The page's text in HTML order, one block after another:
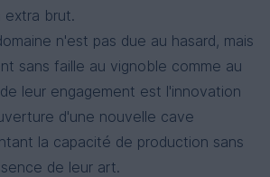
extra brut.
n'est pas due au hasard, mais
sans faille au vignoble comme au
leur engagement est l'innovation
d'une nouvelle cave
la capacité de production sans
de leur art.